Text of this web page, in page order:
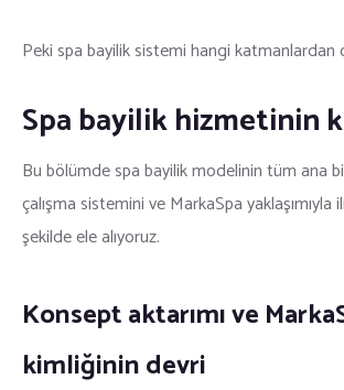
Peki spa bayilik sistemi hangi katmanlardan
Spa bayilik hizmetinin
Bu bölümde spa bayilik modelinin tüm ana
çalışma sistemini ve MarkaSpa yaklaşımıyla
şekilde ele alıyoruz.
Konsept aktarımı ve
kimliğinin devri